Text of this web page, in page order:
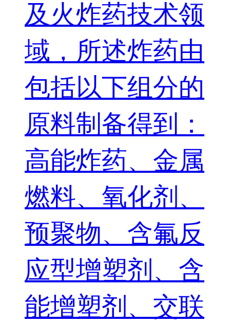
及火炸药技术领
域，所述炸药由
包括以下组分的
原料制备得到：
高能炸药、金属
燃料、氧化剂、
预聚物、含氟反
应型增塑剂、含
能增塑剂、交联